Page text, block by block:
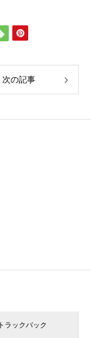
次の記事
ラックバック